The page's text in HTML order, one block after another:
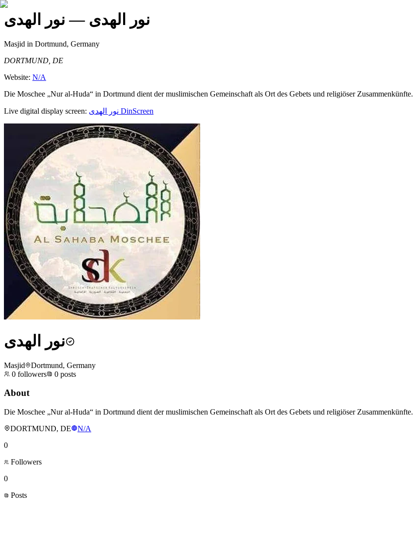
نور الهدى — نور الهدى
Masjid in Dortmund, Germany
DORTMUND, DE
Website: N/A
Die Moschee „Nur al-Huda“ in Dortmund dient der muslimischen Gemeinschaft als Ort des Gebets und religiöser Zusammenkünfte.
Live digital display screen: نور الهدى DinScreen
نور الهدى
Masjid
Dortmund, Germany
0 followers 0 posts
About
Die Moschee „Nur al-Huda“ in Dortmund dient der muslimischen Gemeinschaft als Ort des Gebets und religiöser Zusammenkünfte.
DORTMUND, DE
N/A
0
Followers
0
Posts